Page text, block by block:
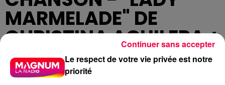
MARMELADE" DE
CHRISTINA AGUILERA +
PINK + LIL KIM + MYA
Le respect de votre vie privée est notre
priorité
Continuer sans accepter